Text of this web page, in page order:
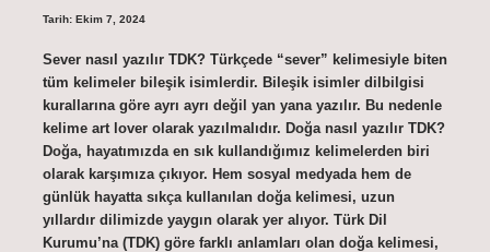
Tarih: Ekim 7, 2024
Sever nasıl yazılır TDK? Türkçede “sever” kelimesiyle biten
tüm kelimeler bileşik isimlerdir. Bileşik isimler dilbilgisi
kurallarına göre ayrı ayrı değil yan yana yazılır. Bu nedenle
kelime art lover olarak yazılmalıdır. Doğa nasıl yazılır TDK?
Doğa, hayatımızda en sık kullandığımız kelimelerden biri
olarak karşımıza çıkıyor. Hem sosyal medyada hem de
günlük hayatta sıkça kullanılan doğa kelimesi, uzun
yıllardır dilimizde yaygın olarak yer alıyor. Türk Dil
Kurumu’na (TDK) göre farklı anlamları olan doğa kelimesi,